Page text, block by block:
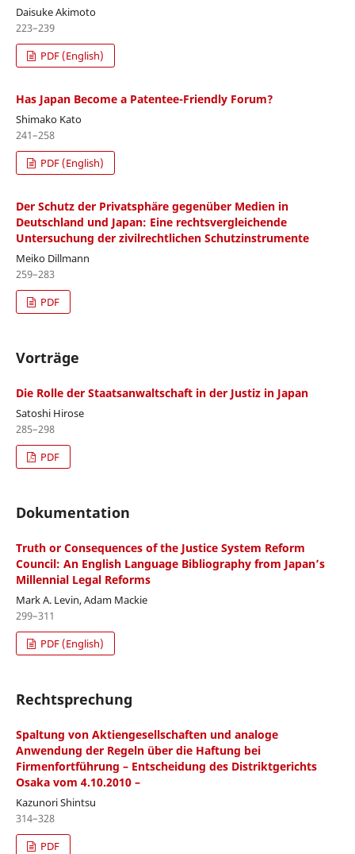
Daisuke Akimoto
223–239
PDF (English)
Has Japan Become a Patentee-Friendly Forum?
Shimako Kato
241–258
PDF (English)
Der Schutz der Privatsphäre gegenüber Medien in
Deutschland und Japan: Eine rechtsvergleichende
Untersuchung der zivilrechtlichen Schutzinstrumente
Meiko Dillmann
259–283
PDF
Vorträge
Die Rolle der Staatsanwaltschaft in der Justiz in Japan
Satoshi Hirose
285–298
PDF
Dokumentation
Truth or Consequences of the Justice System Reform
Council: An English Language Bibliography from Japan’s
Millennial Legal Reforms
Mark A. Levin, Adam Mackie
299–311
PDF (English)
Rechtsprechung
Spaltung von Aktiengesellschaften und analoge
Anwendung der Regeln über die Haftung bei
Firmenfortführung – Entscheidung des Distriktgerichts
Osaka vom 4.10.2010 –
Kazunori Shintsu
314–328
PDF